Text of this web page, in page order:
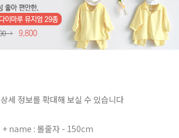
상세 정보를 확대해 보실 수 있습니다
+ name : 롤줄자 - 150cm